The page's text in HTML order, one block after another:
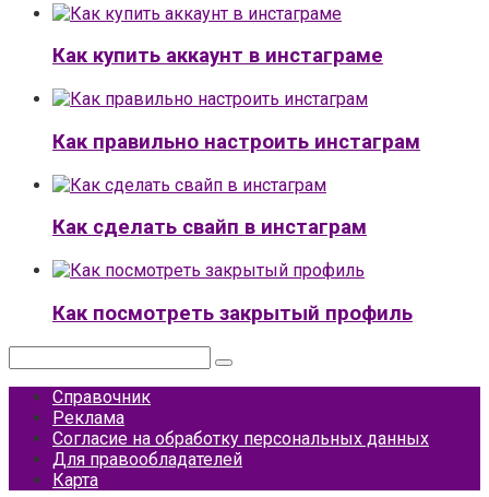
Как купить аккаунт в инстаграме
Как правильно настроить инстаграм
Как сделать свайп в инстаграм
Как посмотреть закрытый профиль
Справочник
Реклама
Согласие на обработку персональных данных
Для правообладателей
Карта